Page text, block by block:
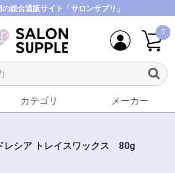
総合通販サイト「サロンサプリ」
0
カテゴリ メーカー
レシア トレイスワックス 80g